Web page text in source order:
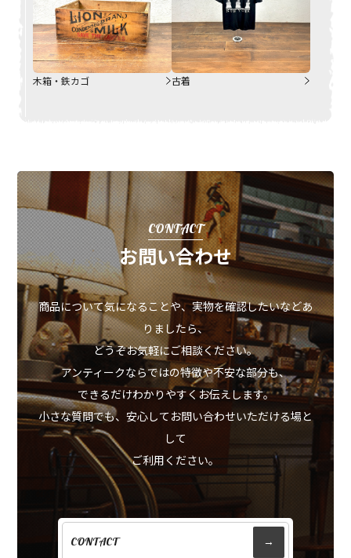
木箱・鉄カゴ 古着
CONTACT
お問い合わせ
商品について気になることや、実物を確認したいなどあ
りましたら、
どうぞお気軽にご相談ください。
アンティークならではの特徴や不安な部分も、
できるだけわかりやすくお伝えします。
小さな質問でも、安心してお問い合わせいただける場と
して
ご利用ください。
CONTACT →